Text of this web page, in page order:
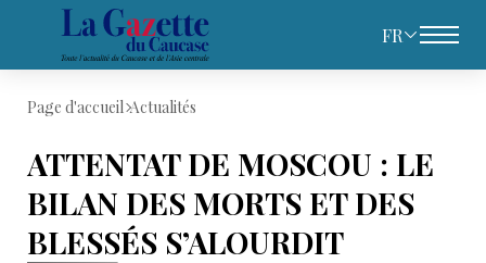
FR
Page d'accueil Actualités
ATTENTAT DE MOSCOU : LE
BILAN DES MORTS ET DES
BLESSÉS S’ALOURDIT